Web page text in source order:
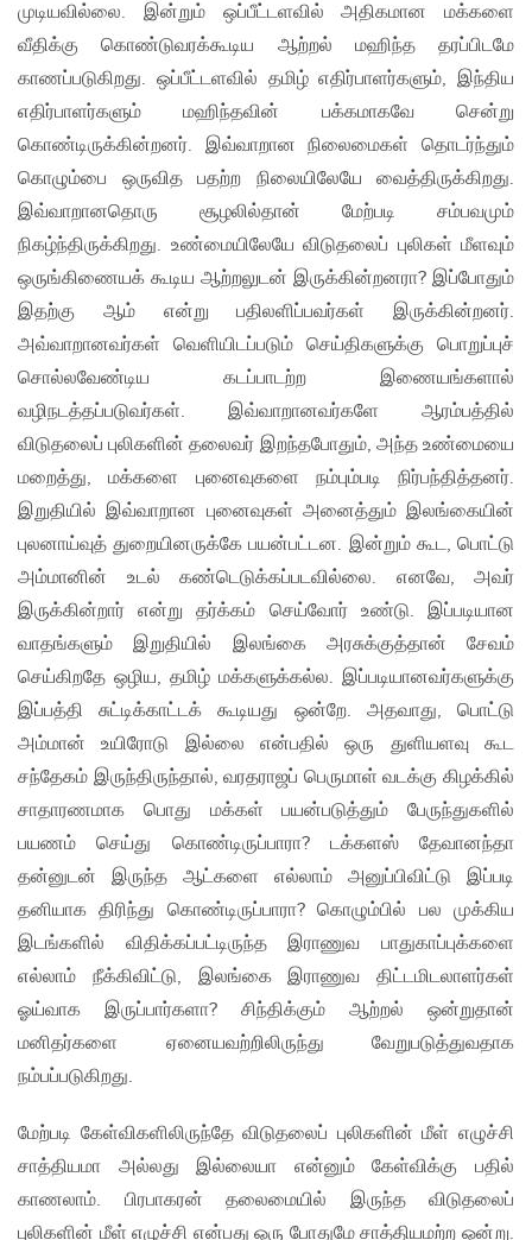
முடியவில்லை. இன்றும் ஒப்பீட்டளவில் அதிகமான மக்களை
வீதிக்கு கொண்டுவரக்கூடிய ஆற்றல் மஹிந்த தரப்பிடமே
காணப்படுகிறது. ஒப்பீட்டளவில் தமிழ் எதிர்பாளர்களும், இந்திய
எதிர்பாளர்களும் மஹிந்தவின் பக்கமாகவே சென்று
கொண்டிருக்கின்றனர். இவ்வாறான நிலைமைகள் தொடர்ந்தும்
கொழும்பை ஒருவித பதற்ற நிலையிலேயே வைத்திருக்கிறது.
இவ்வாறானதொரு சூழலில்தான் மேற்படி சம்பவமும்
நிகழ்ந்திருக்கிறது. உண்மையிலேயே விடுதலைப் புலிகள் மீளவும்
ஒருங்கிணையக் கூடிய ஆற்றலுடன் இருக்கின்றனரா? இப்போதும்
இதற்கு ஆம் என்று பதிலளிப்பவர்கள் இருக்கின்றனர்.
அவ்வாறானவர்கள் வெளியிடப்படும் செய்திகளுக்கு பொறுப்புச்
சொல்லவேண்டிய கடப்பாடற்ற இணையங்களால்
வழிநடத்தப்படுவர்கள். இவ்வாறானவர்களே ஆரம்பத்தில்
விடுதலைப் புலிகளின் தலைவர் இறந்தபோதும், அந்த உண்மையை
மறைத்து, மக்களை புனைவுகளை நம்பும்படி நிர்பந்தித்தனர்.
இறுதியில் இவ்வாறான புனைவுகள் அனைத்தும் இலங்கையின்
புலனாய்வுத் துறையினருக்கே பயன்பட்டன. இன்றும் கூட, பொட்டு
அம்மானின் உடல் கண்டெடுக்கப்படவில்லை. எனவே, அவர்
இருக்கின்றார் என்று தர்க்கம் செய்வோர் உண்டு. இப்படியான
வாதங்களும் இறுதியில் இலங்கை அரசுக்குத்தான் சேவம்
செய்கிறதே ஒழிய, தமிழ் மக்களுக்கல்ல. இப்படியானவர்களுக்கு
இப்பத்தி சுட்டிக்காட்டக் கூடியது ஒன்றே. அதவாது, பொட்டு
அம்மான் உயிரோடு இல்லை என்பதில் ஒரு துளியளவு கூட
சந்தேகம் இருந்திருந்தால், வரதராஜப் பெருமாள் வடக்கு கிழக்கில்
சாதாரணமாக பொது மக்கள் பயன்படுத்தும் பேருந்துகளில்
பயணம் செய்து கொண்டிருப்பாரா? டக்களஸ் தேவானந்தா
தன்னுடன் இருந்த ஆட்களை எல்லாம் அனுப்பிவிட்டு இப்படி
தனியாக திரிந்து கொண்டிருப்பாரா? கொழும்பில் பல முக்கிய
இடங்களில் விதிக்கப்பட்டிருந்த இராணுவ பாதுகாப்புக்களை
எல்லாம் நீக்கிவிட்டு, இலங்கை இராணுவ திட்டமிடலாளர்கள்
ஓய்வாக இருப்பார்களா? சிந்திக்கும் ஆற்றல் ஒன்றுதான்
மனிதர்களை ஏனையவற்றிலிருந்து வேறுபடுத்துவதாக
நம்பப்படுகிறது.
மேற்படி கேள்விகளிலிருந்தே விடுதலைப் புலிகளின் மீள் எழுச்சி
சாத்தியமா அல்லது இல்லையா என்னும் கேள்விக்கு பதில்
காணலாம். பிரபாகரன் தலைமையில் இருந்த விடுதலைப்
புலிகளின் மீள் எழுச்சி என்பது ஒரு போதுமே சாத்தியமற்ற ஒன்று.